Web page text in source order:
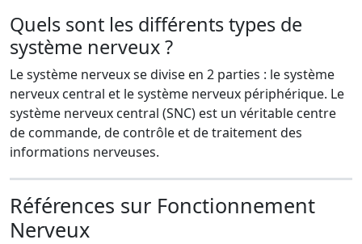
Quels sont les différents types de
système nerveux ?
Le système nerveux se divise en 2 parties : le système
nerveux central et le système nerveux périphérique. Le
système nerveux central (SNC) est un véritable centre
de commande, de contrôle et de traitement des
informations nerveuses.
Références sur Fonctionnement
Nerveux